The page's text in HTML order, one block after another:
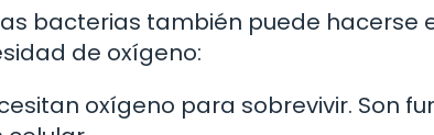
bacterias también puede hacerse
de oxígeno:
oxígeno para sobrevivir. Son